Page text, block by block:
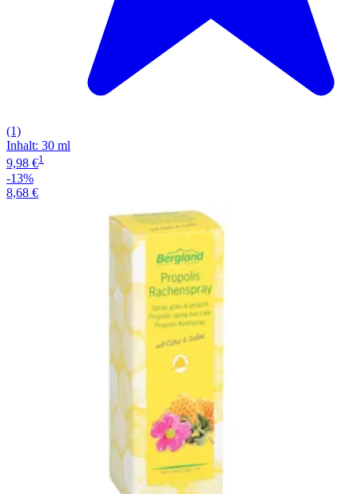
(1)
Inhalt: 30 ml
9,98 €1
-13%
8,68 €